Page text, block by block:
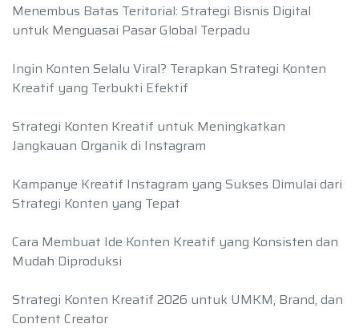
Menembus Batas Teritorial: Strategi Bisnis Digital
untuk Menguasai Pasar Global Terpadu
Ingin Konten Selalu Viral? Terapkan Strategi Konten
Kreatif yang Terbukti Efektif
Strategi Konten Kreatif untuk Meningkatkan
Jangkauan Organik di Instagram
Kampanye Kreatif Instagram yang Sukses Dimulai dari
Strategi Konten yang Tepat
Cara Membuat Ide Konten Kreatif yang Konsisten dan
Mudah Diproduksi
Strategi Konten Kreatif 2026 untuk UMKM, Brand, dan
Content Creator